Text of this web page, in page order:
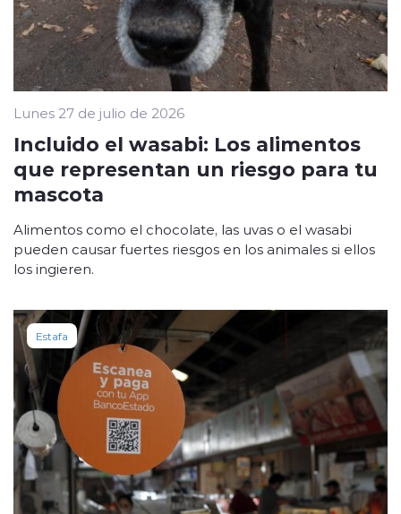
Lunes 27 de julio de 2026
Incluido el wasabi: Los alimentos
que representan un riesgo para tu
mascota
Alimentos como el chocolate, las uvas o el wasabi
pueden causar fuertes riesgos en los animales si ellos
los ingieren.
Estafa